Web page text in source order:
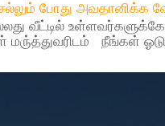
போது அவதானிக்க
வீட்டில்
மரு்த்துவரிடம் நீங்கள்